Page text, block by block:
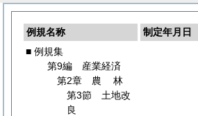
例規名称 制定年月日
■ 例規集
第9編 産業経済
第2章 農林
第3節 土地改
良